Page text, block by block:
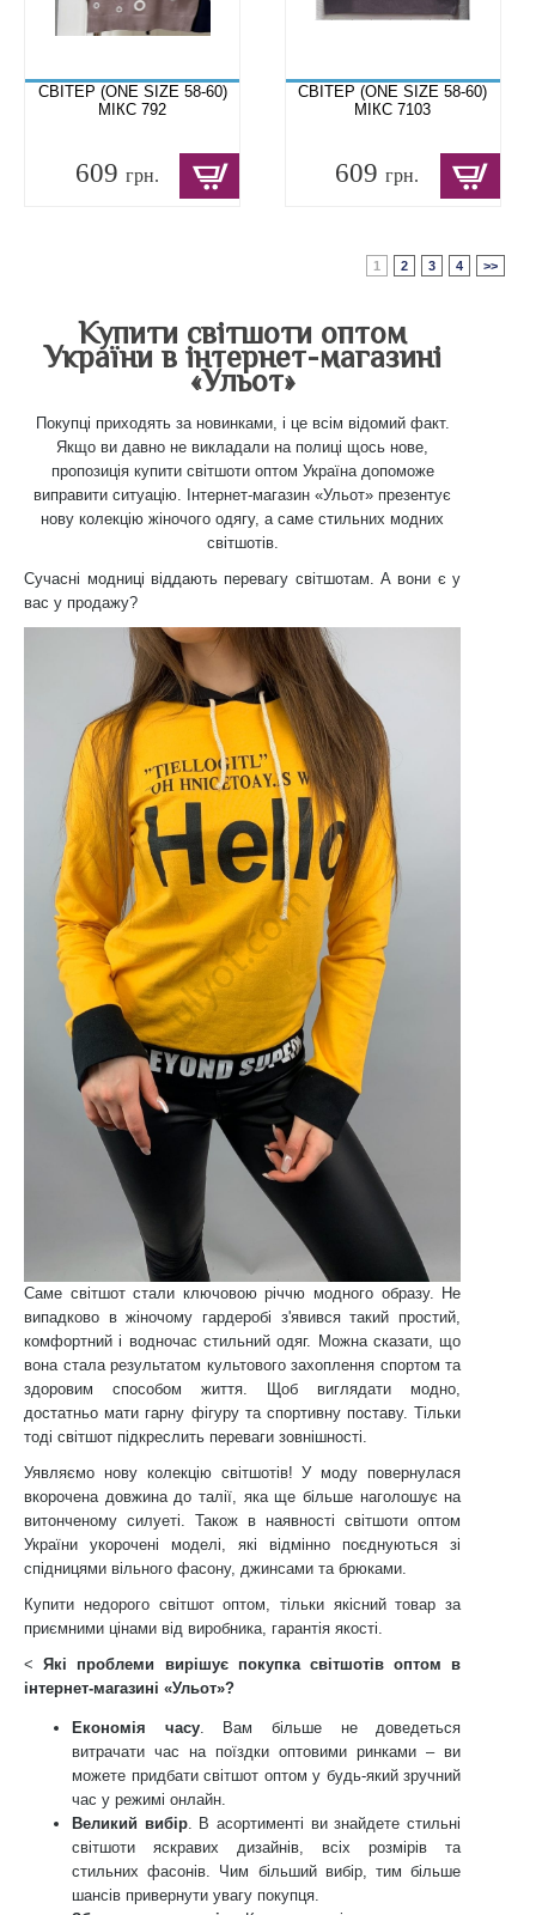
СВІТЕР (ONE SIZE 58-60)
МІКС 792
609 грн.
СВІТЕР (ONE SIZE 58-60)
МІКС 7103
609грн.
1 2 3 4 >>
Купити світшоти оптом
України в інтернет-магазині
«Ульот»
Покупці приходять за новинками, і це всім відомий факт.
Якщо ви давно не викладали на полиці щось нове,
пропозиція купити світшоти оптом Україна допоможе
виправити ситуацію. Інтернет-магазин «Ульот» презентує
нову колекцію жіночого одягу, а саме стильних модних
світшотів.
Сучасні модниці віддають перевагу світшотам. А вони є у
вас у продажу?
Саме світшот стали ключовою річчю модного образу. Не
випадково в жіночому гардеробі з'явився такий простий,
комфортний і водночас стильний одяг. Можна сказати, що
вона стала результатом культового захоплення спортом та
здоровим способом життя. Щоб виглядати модно,
достатньо мати гарну фігуру та спортивну поставу. Тільки
тоді світшот підкреслить переваги зовнішності.
Уявляємо нову колекцію світшотів! У моду повернулася
вкорочена довжина до талії, яка ще більше наголошує на
витонченому силуеті. Також в наявності світшоти оптом
України укорочені моделі, які відмінно поєднуються зі
спідницями вільного фасону, джинсами та брюками.
Купити недорого світшот оптом, тільки якісний товар за
приємними цінами від виробника, гарантія якості.
<Які проблеми вирішує покупка світшотів оптом в
інтернет-магазині «Ульот»?
Економія часу. Вам більше не доведеться
витрачати час на поїздки оптовими ринками – ви
можете придбати світшот оптом у будь-який зручний
час у режимі онлайн.
Великий вибір. В асортименті ви знайдете стильні
світшоти яскравих дизайнів, всіх розмірів та
стильних фасонів. Чим більший вибір, тим більше
шансів привернути увагу покупця.